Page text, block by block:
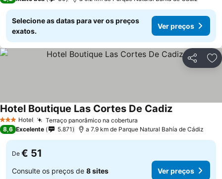
Selecione as datas para ver os preços
exatos.
Ver preços
Partilhar
3 EstrelasHotel Terraço panorâmico na cobertura
Hotel Boutique Las Cortes De Cadiz
8,6 Excelente 5.871 a 7.9 km de Parque Natural Bahía de Cádiz
De € 51
Consulte os preços de 8 sites Ver preços